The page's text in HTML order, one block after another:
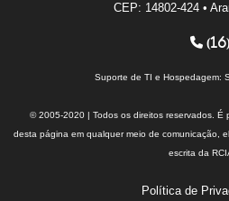
CEP: 14802-424 •
Suporte de TI e Hospedagem:
© 2005-2020 | Todos os direitos reservados. É
desta página em qualquer meio de comunicação,
escrita da
Política de